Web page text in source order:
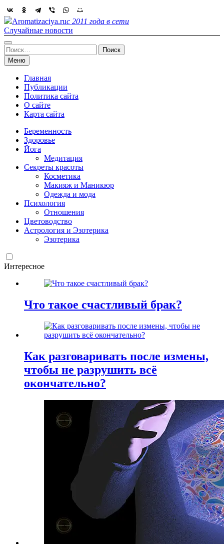
Skip
to
content
Aromatizaciya.ruс 2011 года в сети
Случайные новости
Найти:
Меню
Главная
Публикации
Политика сайта
О сайте
Карта сайта
Беременность
Здоровье
Йога
Медитация
Секреты красоты
Косметика
Макияж и Маникюр
Одежда и мода
Психология
Отношения
Цветоводство
Астрология и Эзотерика
Эзотерика
Интересное
Что такое счастливый брак?
Как разговаривать после измены,
чтобы не разрушить всё
окончательно?